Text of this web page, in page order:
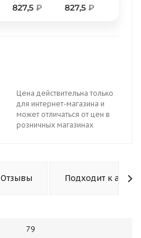
827,5 ₽ 827,5₽
Цена действительна только
для интернет-магазина и
может отличаться от цен в
розничных магазинах
Отзывы Подходит к авто
79